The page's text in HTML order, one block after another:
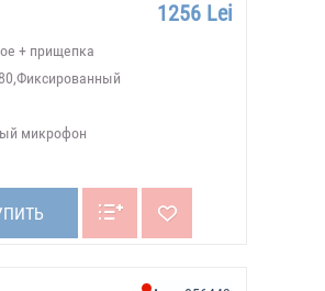
1256 Lei
+ прищепка
микрофон